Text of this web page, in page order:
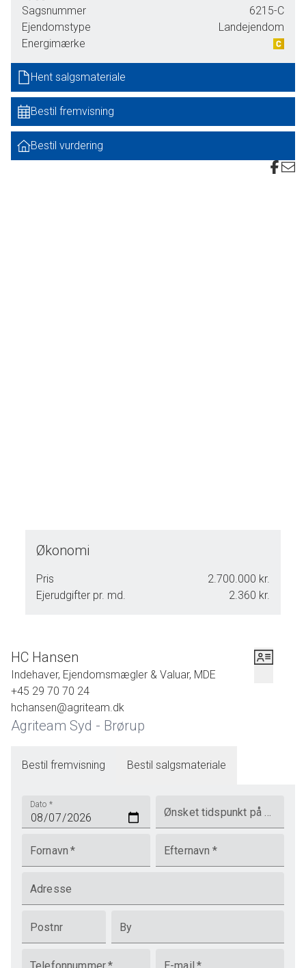
Driftsbygningerne består af en ældre staldbygning, et
maskinhus samt en nyere garagebygning. Disse giver gode
muligheder for landbrugsdrift i mindre omfang,
maskinopbevaring/lager eller anvendelse til hobby- og
fritidsformål.
Ejendommen fremstår samlet naturskønt beliggende og
med gode muligheder for naturoplevelser samt mindre
landbrugsdrift.
Sagsnummer
6215-C
Ejendomstype
Landejendom
Energimærke
Hent salgsmateriale
Bestil fremvisning
Bestil vurdering
Økonomi
Pris
2.700.000 kr.
Ejerudgifter pr. md.
2.360 kr.
HC Hansen
Indehaver, Ejendomsmægler & Valuar, MDE
+45 29 70 70 24
hchansen@agriteam.dk
Agriteam Syd - Brørup
Bestil fremvisning Bestil salgsmateriale
Dato *
Ønsket tidspunkt på dagen
Fornavn * Efternavn *
Adresse
Postnr By